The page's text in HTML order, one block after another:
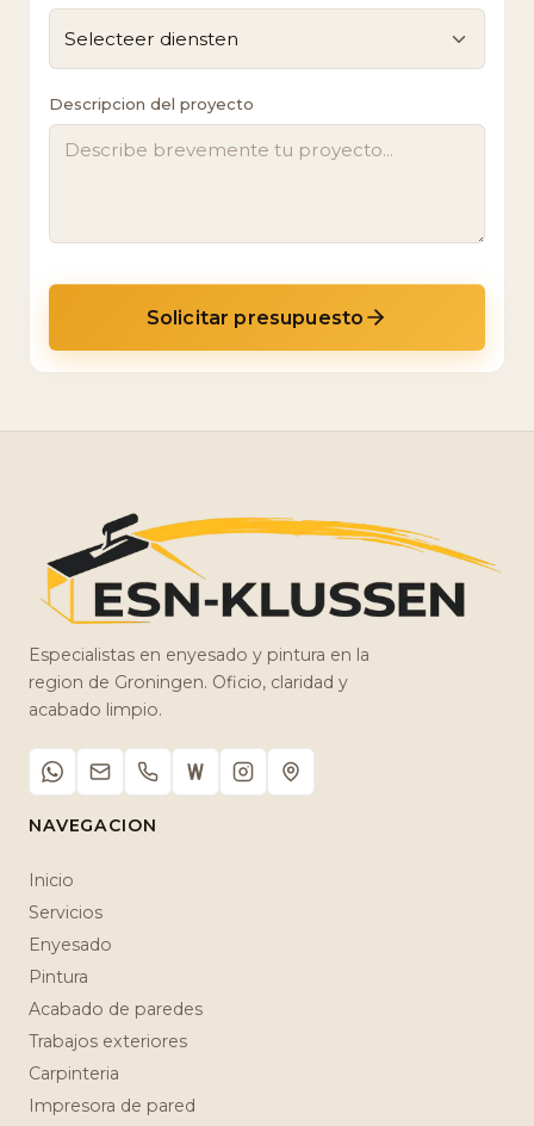
Selecteer diensten
Descripcion del proyecto
Solicitar presupuesto
Especialistas en enyesado y pintura en la
region de Groningen. Oficio, claridad y
acabado limpio.
NAVEGACION
Inicio
Servicios
Enyesado
Pintura
Acabado de paredes
Trabajos exteriores
Carpinteria
Impresora de pared